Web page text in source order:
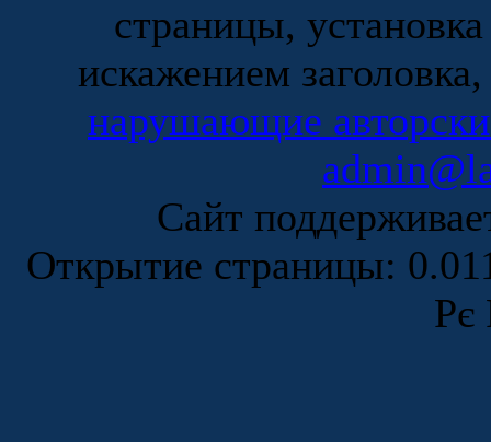
страницы,
искажением
нарушающие
Сайт
Открытие страницы:
Рє